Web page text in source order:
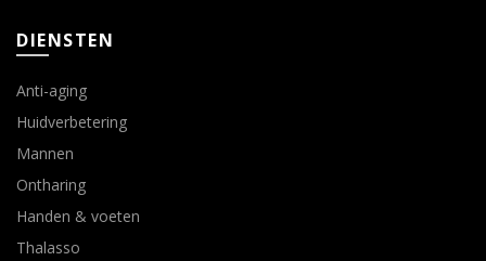
DIENSTEN
Anti-aging
Huidverbetering
Mannen
Ontharing
Handen & voeten
Thalasso